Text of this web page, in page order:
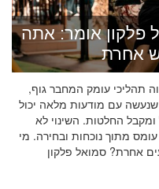
פלקון אומר: אתה
אחרת
תהליכי עומק המחבר גוף,
שנעשה עם מודעות מלאה יכול
החלטות. השינוי לא
מתוך נוכחות ובחירה. מי